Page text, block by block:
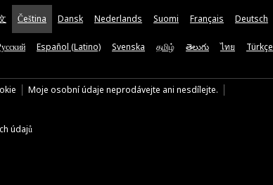
Čeština Dansk Nederlands Suomi Français Deutsch
Español (Latino) Svenska தமிழ் తెలుగు ไทย Türkçe
Moje osobní údaje neprodávejte ani nesdílejte.
údajů